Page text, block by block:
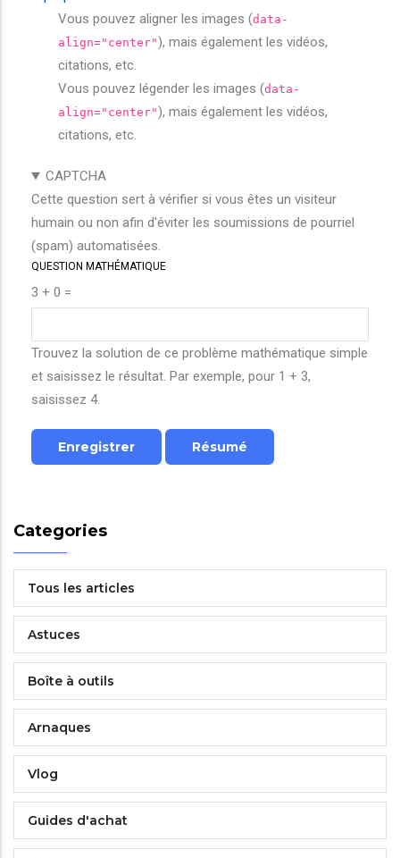
Vous pouvez aligner les images (data-
align="center"), mais également les vidéos,
citations, etc.
Vous pouvez légender les images (data-
align="center"), mais également les vidéos,
citations, etc.
CAPTCHA
Cette question sert à vérifier si vous êtes un visiteur
humain ou non afin d'éviter les soumissions de pourriel
(spam) automatisées.
QUESTION MATHÉMATIQUE
3 + 0 =
Trouvez la solution de ce problème mathématique simple
et saisissez le résultat. Par exemple, pour 1 + 3,
saisissez 4.
Categories
Tous les articles
Astuces
Boîte à outils
Arnaques
Vlog
Guides d'achat